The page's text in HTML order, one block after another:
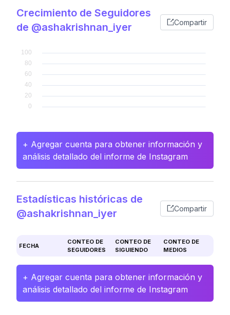
Crecimiento de Seguidores
de @ashakrishnan_iyer
Compartir
+ Agregar cuenta para obtener información y
análisis detallado del informe de Instagram
Estadísticas históricas de
@ashakrishnan_iyer
Compartir
FECHA
CONTEO DE
SEGUIDORES
CONTEO DE
SIGUIENDO
CONTEO DE
MEDIOS
+ Agregar cuenta para obtener información y
análisis detallado del informe de Instagram